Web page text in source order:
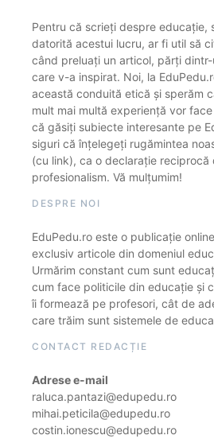
Pentru că scrieți despre educație,
datorită acestui lucru, ar fi util să
când preluați un articol, părți
care v-a inspirat. Noi, la
această conduită etică și sperăm
mult mai multă experiență vor
că găsiți subiecte interesante pe
siguri că înțelegeți rugămintea
(cu link), ca o declarație reciprocă
profesionalism. Vă mulțumim!
DESPRE NOI
EduPedu.ro este o publicație
exclusiv articole din domeniul
Urmărim constant cum sunt
cum face politicile din educație și
îi formează pe profesori, cât de
care trăim sunt sistemele de
CONTACT REDACȚIE
Adrese e-mail
raluca.pantazi@edupedu.ro
mihai.peticila@edupedu.ro
costin.ionescu@edupedu.ro